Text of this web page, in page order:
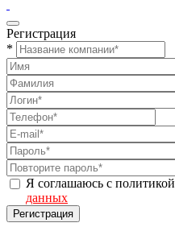
Регистрация
*
Я соглашаюсь с политикой
данных
Регистрация